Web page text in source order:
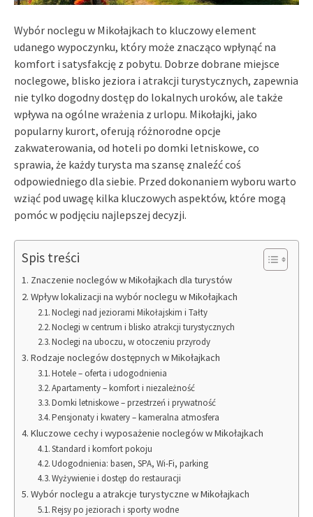
Wybór noclegu w Mikołajkach to kluczowy element
udanego wypoczynku, który może znacząco wpłynąć na
komfort i satysfakcję z pobytu. Dobrze dobrane miejsce
noclegowe, blisko jeziora i atrakcji turystycznych, zapewnia
nie tylko dogodny dostęp do lokalnych uroków, ale także
wpływa na ogólne wrażenia z urlopu. Mikołajki, jako
popularny kurort, oferują różnorodne opcje
zakwaterowania, od hoteli po domki letniskowe, co
sprawia, że każdy turysta ma szansę znaleźć coś
odpowiedniego dla siebie. Przed dokonaniem wyboru warto
wziąć pod uwagę kilka kluczowych aspektów, które mogą
pomóc w podjęciu najlepszej decyzji.
Spis treści
Znaczenie noclegów w Mikołajkach dla turystów
Wpływ lokalizacji na wybór noclegu w Mikołajkach
Noclegi nad jeziorami Mikołajskim i Tałty
Noclegi w centrum i blisko atrakcji turystycznych
Noclegi na uboczu, w otoczeniu przyrody
Rodzaje noclegów dostępnych w Mikołajkach
Hotele – oferta i udogodnienia
Apartamenty – komfort i niezależność
Domki letniskowe – przestrzeń i prywatność
Pensjonaty i kwatery – kameralna atmosfera
Kluczowe cechy i wyposażenie noclegów w Mikołajkach
Standard i komfort pokoju
Udogodnienia: basen, SPA, Wi-Fi, parking
Wyżywienie i dostęp do restauracji
Wybór noclegu a atrakcje turystyczne w Mikołajkach
Rejsy po jeziorach i sporty wodne